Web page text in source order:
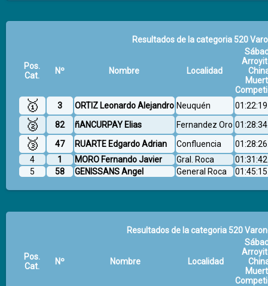
Resultados de la categoria 520
Pos.
Cat.
Nº Nombre Localidad
🥇 3 ORTIZ Leonardo Alejandro Neuquén
🥈 82 ñANCURPAY Elias Fernandez Oro
🥉 47 RUARTE Edgardo Adrian Confluencia
4
1 MORO Fernando Javier Gral. Roca
5
58 GENISSANS Angel General Roca
Resultados de la categoria 520
Pos.
Cat.
Nº Nombre Localidad